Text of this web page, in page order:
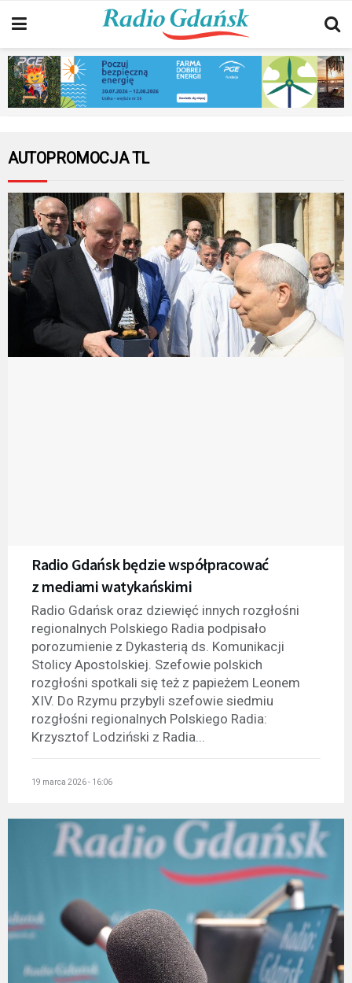
AUTOPROMOCJA TL
Radio Gdańsk będzie współpracować
z mediami watykańskimi
Radio Gdańsk oraz dziewięć innych rozgłośni
regionalnych Polskiego Radia podpisało
porozumienie z Dykasterią ds. Komunikacji
Stolicy Apostolskiej. Szefowie polskich
rozgłośni spotkali się też z papieżem Leonem
XIV. Do Rzymu przybyli szefowie siedmiu
rozgłośni regionalnych Polskiego Radia:
Krzysztof Lodziński z Radia...
19 marca 2026 - 16:06